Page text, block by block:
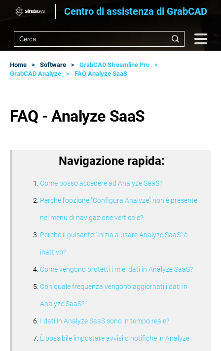
Centro di assistenza di GrabCAD
Home Software
GrabCAD Streamline Pro
GrabCAD Analyze
FAQ Analyze SaaS
FAQ - Analyze SaaS
Navigazione rapida:
Come posso accedere ad Analyze SaaS?
Perché l'opzione "Configura Analyze" non è presente
nel menu di navigazione verticale?
Perché il pulsante "Inizia a usare Analyze SaaS" è
inattivo?
Come vengono protetti i miei dati in Analyze SaaS?
Con quale frequenza vengono aggiornati i dati in
Analyze SaaS?
I dati in Analyze SaaS sono in tempo reale?
È possibile impostare avvisi o notifiche in Analyze